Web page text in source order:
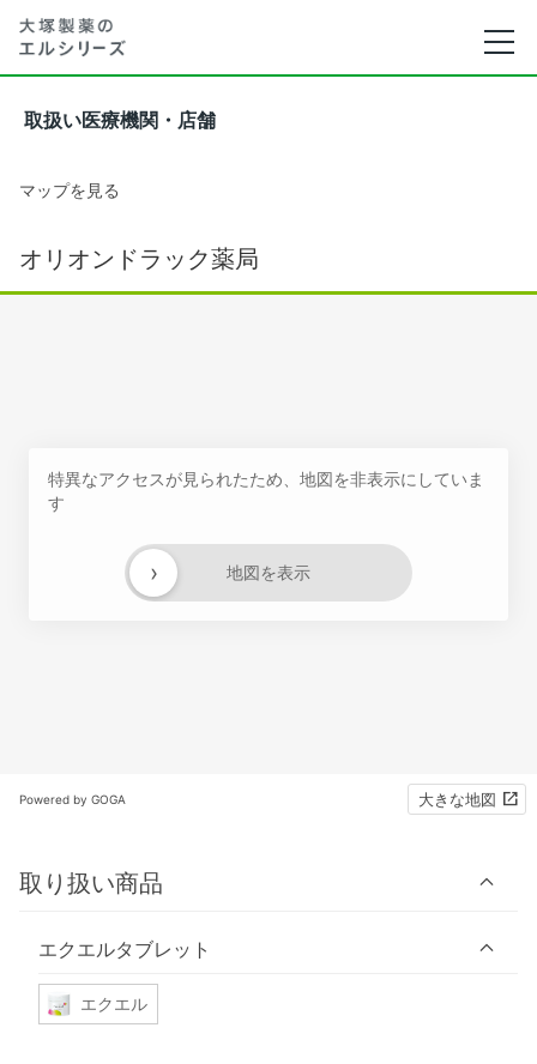
取扱い医療機関・店舗
マップを見る
オリオンドラック薬局
特異なアクセスが見られたため、地図を非表示にしていま
す
地図を表示
›
Powered by GOGA 大きな地図
取り扱い商品
エクエルタブレット
エクエル